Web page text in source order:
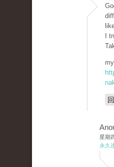
I
星期
永久